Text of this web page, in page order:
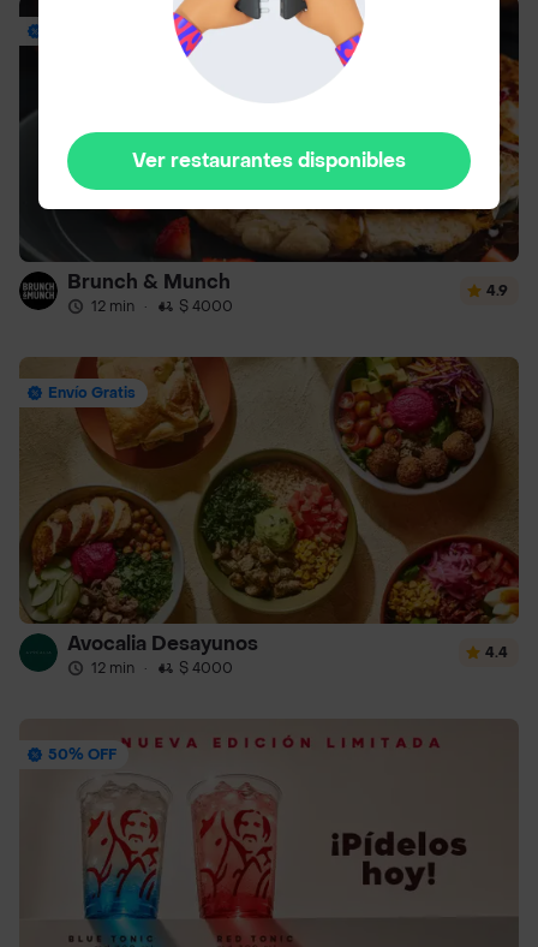
Brunch & Munch
12 min · $ 4000
4.9
Envío Gratis
Avocalia Desayunos
12 min · $ 4000
4.4
50% OFF
Ver restaurantes disponibles